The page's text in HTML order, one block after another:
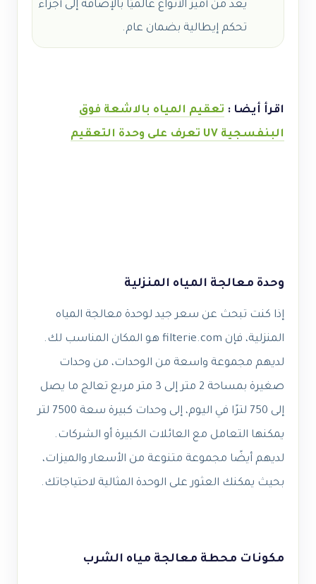
يعد من أميز الأنواع عالميًا بالإضافة إلى أجزاء
تحكم إيطالية بضمان عام.
اقرأ أيضا : تعقيم المياه بالاشعة فوق
البنفسجية UV تعرف على وحدة التعقيم
وحدة معالجة المياه المنزلية
إذا كنت تبحث عن سعر جيد لوحدة معالجة المياه
المنزلية، فإن filterie.com هو المكان المناسب لك.
لديهم مجموعة واسعة من الوحدات، من وحدات
صغيرة بمساحة 2 متر إلى 3 متر مربع تعالج ما يصل
إلى 750 لترًا في اليوم، إلى وحدات كبيرة سعة 7500 لتر
يمكنها التعامل مع العائلات الكبيرة أو الشركات.
لديهم أيضًا مجموعة متنوعة من الأسعار والميزات،
بحيث يمكنك العثور على الوحدة المثالية لاحتياجاتك.
مكونات محطة معالجة مياه الشرب